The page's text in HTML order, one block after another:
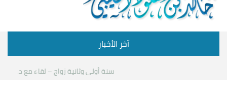
آخر الأخبار
سنة أولى وثانية زواج – لقاء مع د.خالد